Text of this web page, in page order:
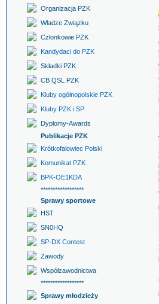
Organizacja PZK
Władze Związku
Członkowie PZK
Kandydaci do PZK
Składki PZK
CB QSL PZK
Kluby ogólnopolskie PZK
Kluby PZK i SP
Dyplomy-Awards
Publikacje PZK
Krótkofalowiec Polski
Komunikat PZK
BPK-OE1KDA
******************
Sprawy sportowe
HST
SN0HQ
SP-DX Contest
Zawody
Współzawodnictwa
******************
Sprawy młodzieży